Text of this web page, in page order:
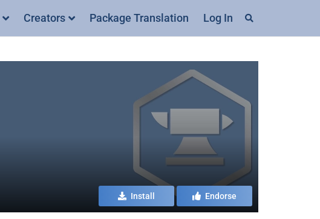
Creators Package Translation Log In
Install Endorse